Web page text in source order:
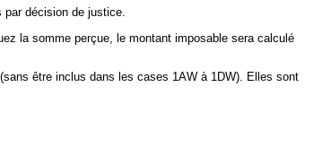
par décision de justice.
la somme perçue, le montant imposable sera calculé
être inclus dans les cases 1AW à 1DW). Elles sont